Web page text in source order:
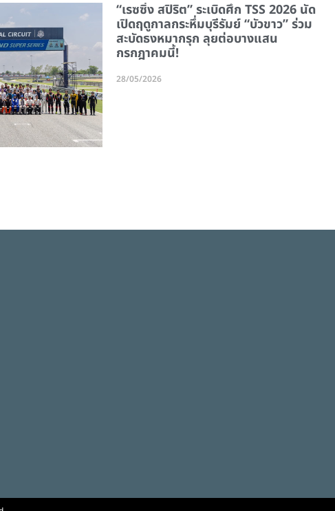
“เรซซิ่ง สปิริต” ระเบิดศึก TSS 2026 นัด
เปิดฤดูกาลกระหึ่มบุรีรัมย์ “บัวขาว” ร่วม
สะบัดธงหมากรุก ลุยต่อบางแสน
กรกฎาคมนี้!
28/05/2026